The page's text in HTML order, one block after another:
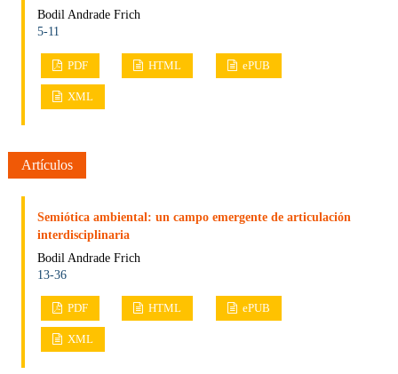
Bodil Andrade Frich
5-11
PDF HTML ePUB
XML
Artículos
Semiótica ambiental: un campo emergente de articulación
interdisciplinaria
Bodil Andrade Frich
13-36
PDF HTML ePUB
XML